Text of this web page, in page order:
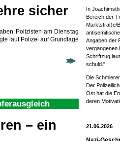
sicher
Polizisten am Dienstag
laut Polizei auf Grundlage
– ein
In
Bereich der
Marktstraße/
Angaben der
vergangenen
Schriftzug
schuld."
Die
Der
Ost hat die
deren
21.06.2026